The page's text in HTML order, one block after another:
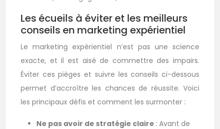
Les écueils à éviter et les meilleurs
conseils en marketing expérientiel
Le marketing expérientiel n’est pas une science
exacte, et il est aisé de commettre des impairs.
Éviter ces pièges et suivre les conseils ci-dessous
permet d’accroître les chances de réussite. Voici
les principaux défis et comment les surmonter :
Ne pas avoir de stratégie claire : Avant de